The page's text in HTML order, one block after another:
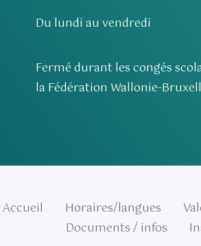
Du lundi au vendredi
Fermé durant les congés
la Fédération Wallonie-
Accueil Horaires/langues
Documents / infos